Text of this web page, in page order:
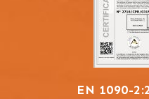
EN 1090-